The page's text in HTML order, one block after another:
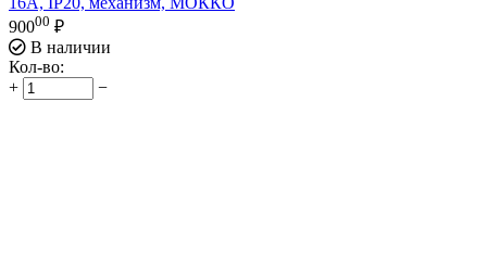
90000 ₽
В наличии
Кол-во:
+
−